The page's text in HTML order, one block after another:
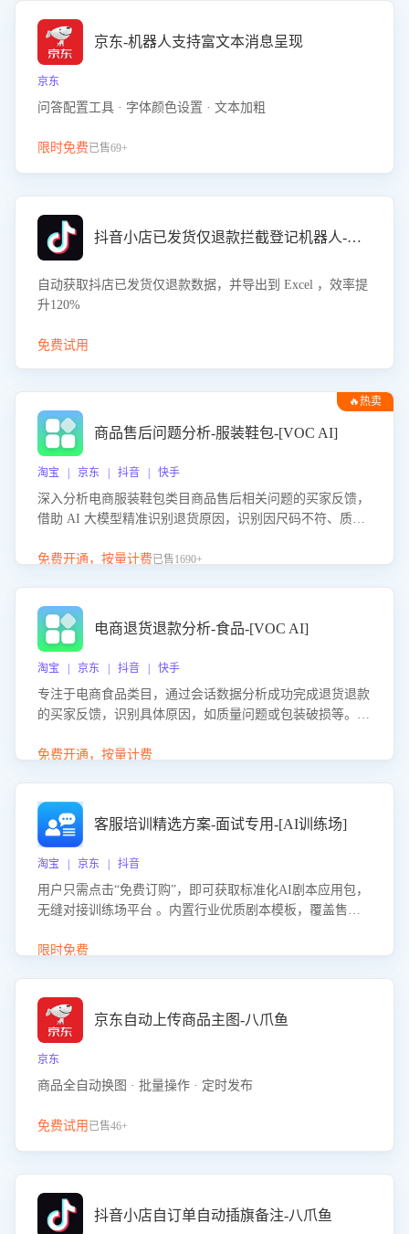
京东-机器人支持富文本消息呈现
京东
问答配置工具 · 字体颜色设置 · 文本加粗
限时免费已售69+
抖音小店已发货仅退款拦截登记机器人-八爪鱼
自动获取抖店已发货仅退款数据，并导出到 Excel ，效率提
升120%
免费试用
🔥热卖
商品售后问题分析-服装鞋包-[VOC AI]
淘宝 | 京东 | 抖音 | 快手
深入分析电商服装鞋包类目商品售后相关问题的买家反馈，
借助 AI 大模型精准识别退货原因，识别因尺码不符、质量
议，助力商家优化产品或服务，实现销售额的显著提升。
免费开通，按量计费已售1690+
电商退货退款分析-食品-[VOC AI]
淘宝 | 京东 | 抖音 | 快手
专注于电商食品类目，通过会话数据分析成功完成退货退款
的买家反馈，识别具体原因，如质量问题或包装破损等。结
商家降低退款率，提升售后效率。
免费开通，按量计费
客服培训精选方案-面试专用-[AI训练场]
淘宝 | 京东 | 抖音
用户只需点击“免费订购”，即可获取标准化AI剧本应用包，
无缝对接训练场平台 。内置行业优质剧本模板，覆盖售前
初始化时间，助力企业快速启动智能客服训练
限时免费
京东自动上传商品主图-八爪鱼
京东
商品全自动换图 · 批量操作 · 定时发布
免费试用 已售46+
抖音小店自订单自动插旗备注-八爪鱼